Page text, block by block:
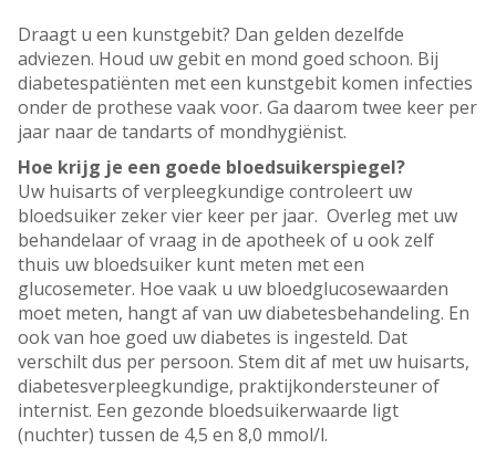
Draagt u een kunstgebit? Dan gelden dezelfde
adviezen. Houd uw gebit en mond goed schoon. Bij
diabetespatiënten met een kunstgebit komen infecties
onder de prothese vaak voor. Ga daarom twee keer per
jaar naar de tandarts of mondhygiënist.
Hoe krijg je een goede bloedsuikerspiegel?
Uw huisarts of verpleegkundige controleert uw
bloedsuiker zeker vier keer per jaar. Overleg met uw
behandelaar of vraag in de apotheek of u ook zelf
thuis uw bloedsuiker kunt meten met een
glucosemeter. Hoe vaak u uw bloedglucosewaarden
moet meten, hangt af van uw diabetesbehandeling. En
ook van hoe goed uw diabetes is ingesteld. Dat
verschilt dus per persoon. Stem dit af met uw huisarts,
diabetesverpleegkundige, praktijkondersteuner of
internist. Een gezonde bloedsuikerwaarde ligt
(nuchter) tussen de 4,5 en 8,0 mmol/l.